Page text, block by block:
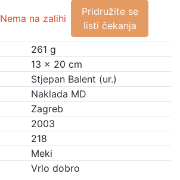
Nema na zalihi
Pridružite se
listi čekanja
261 g
13 × 20 cm
Stjepan Balent (ur.)
Naklada MD
Zagreb
2003
218
Meki
Vrlo dobro